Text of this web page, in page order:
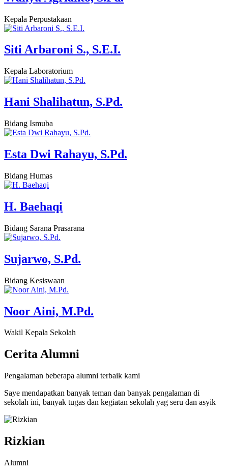
Kepala Perpustakaan
Siti Arbaroni S., S.E.I.
Kepala Laboratorium
Hani Shalihatun, S.Pd.
Bidang Ismuba
Esta Dwi Rahayu, S.Pd.
Bidang Humas
H. Baehaqi
Bidang Sarana Prasarana
Sujarwo, S.Pd.
Bidang Kesiswaan
Noor Aini, M.Pd.
Wakil Kepala Sekolah
CeritaAlumni
Pengalaman beberapa alumni terbaik kami
Saye mendapatkan banyak teman dan banyak pengalaman di
sekolah ini, banyak tugas dan kegiatan sekolah yag seru dan asyik
Rizkian
Alumni